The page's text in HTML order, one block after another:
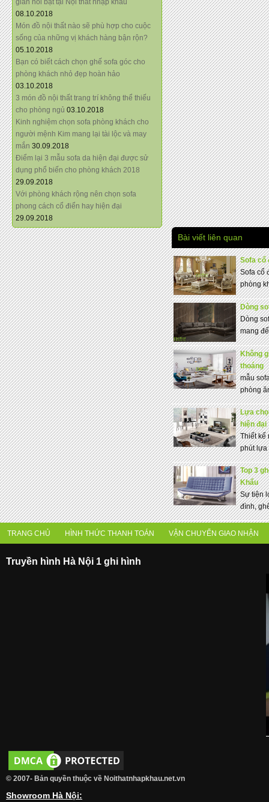
giãn nổi bật tại Nội thất nhập khẩu
08.10.2018
Món đồ nội thất nào sẽ phù hợp cho cuộc
sống của những vị khách hàng bận rộn?
05.10.2018
Bạn có biết cách chọn ghế sofa góc cho
phòng khách nhỏ đẹp hoàn hảo
03.10.2018
3 món đồ nội thất trang trí không thể thiếu
cho phòng ngủ 03.10.2018
Kinh nghiệm chọn sofa phòng khách cho
người mệnh Kim mang lại tài lộc và may
mắn 30.09.2018
Điểm lại 3 mẫu sofa da hiện đại được sử
dụng phổ biến cho phòng khách 2018
29.09.2018
Với phòng khách rộng nên chọn sofa
phong cách cổ điển hay hiện đại
29.09.2018
Bài viết liên quan
Sofa cổ
Sofa cổ
phòng
Dòng
Dòng
mang
Không
thoáng
mẫu
phòng
Lựa
hiện đại
Thiết kế
phút lựa
Top 3
Khẩu
Sự tiện
đình,
TRANG CHỦ HÌNH THỨC THANH TOÁN VẬN CHUYỂN GIAO NHẬN
Truyền hình Hà Nội 1 ghi hình
© 2007- Bản quyền thuộc về Noithatnhapkhau.net.vn
Showroom Hà Nội: